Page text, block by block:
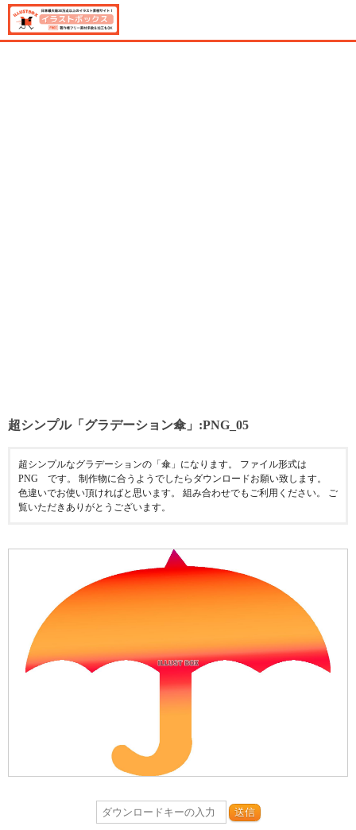
超シンプル「グラデーション傘」:PNG_05
超シンプルなグラデーションの「傘」になります。 ファイル形式は
PNG です。 制作物に合うようでしたらダウンロードお願い致します。
色違いでお使い頂ければと思います。 組み合わせでもご利用ください。 ご
覧いただきありがとうございます。
送信